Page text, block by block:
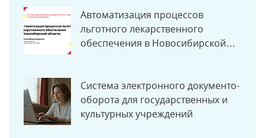
Автоматизация процессов
льготного лекарственного
обеспечения в Новосибирской
области
Система электронного документо­
оборота для государственных и
культурных учреждений